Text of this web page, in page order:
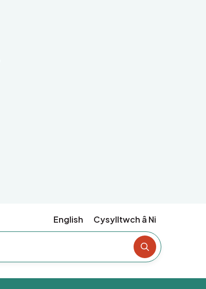
English Cysylltwch â Ni
Chwiliwch y